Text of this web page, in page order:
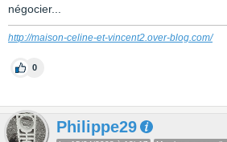
négocier...
http://maison-celine-et-vincent2.over-blog.com/
0
Philippe29